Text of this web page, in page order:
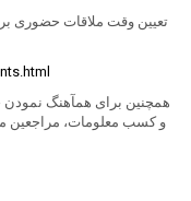
تعیین وقت ملاقات حضوری
همچنین برای همآهنگ نمودن